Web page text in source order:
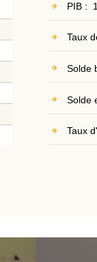
PIB :
Taux
Solde
Solde
Taux